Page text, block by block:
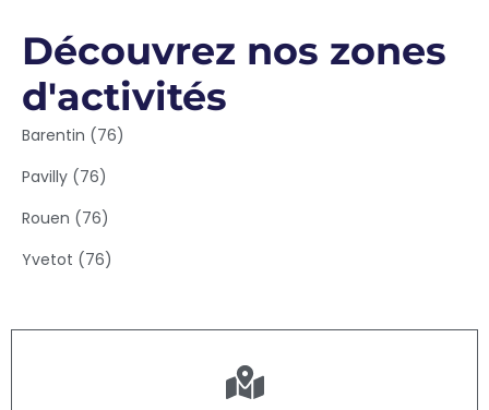
Découvrez nos zones
d'activités
Barentin (76)
Pavilly (76)
Rouen (76)
Yvetot (76)